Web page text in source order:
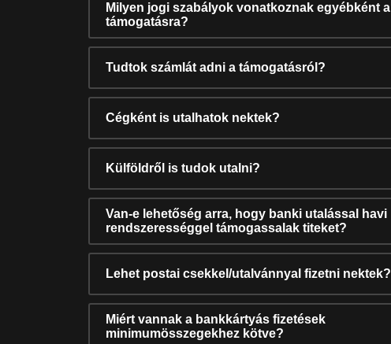
Milyen jogi szabályok vonatkoznak egyébként a
támogatásra?
Tudtok számlát adni a támogatásról?
Cégként is utalhatok nektek?
Külföldről is tudok utalni?
Van-e lehetőség arra, hogy banki utalással havi
rendszerességgel támogassalak titeket?
Lehet postai csekkel/utalvánnyal fizetni nektek?
Miért vannak a bankkártyás fizetések
minimumösszegekhez kötve?